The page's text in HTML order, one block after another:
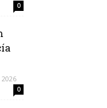
0
0